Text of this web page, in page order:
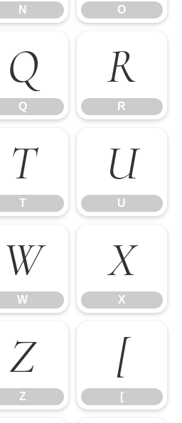
N O
Q
Q
R
R
T
T
U
U
W
W
X
X
Z
Z
[
[